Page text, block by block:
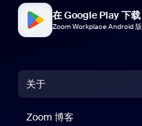
在 Google Play 下载
Zoom Workplace Android 版
关于
Zoom 博客